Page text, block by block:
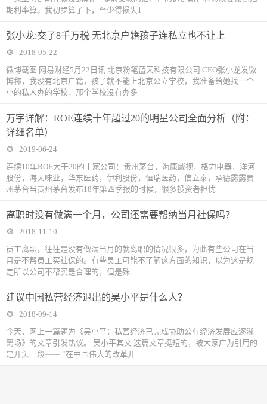
期利率算。我初步算了下，至少得损失1
张小龙:交了8千万税 无北京户籍孩子连私立也不让上
2018-05-22
微博截图 网易财经5月22日讯 北京粉笔蓝天科技有限公司 CEO张小龙发微
博称，我没有北京户籍，孩子就不能上北京公立学校，我准备给她找一个
小的私人办的学校，那个学校没有办多
万字详解：ROE连续十年超过20的明星公司全面分析（附：
详细名单）
2019-06-24
连续10年ROE大于20的十家公司：贵州茅台，海康威视，格力电器，洋河
股份，海天味业，华东医药，伊利股份，恒瑞医药，信立泰，承德露露贵
州茅台当贵州茅台发布18年第四季报的时候，很多投资者担忧
离职时没有做满一个月，公司还需要帮纳当月社保吗？
2018-11-10
​员工离职，往往是没有做满当月的就离职的情况很多，为此有些公司在当
月是不帮员工买社保的。有些员工可能不了解这方面的知识，以为这是规
定所以公司不帮买是合理的，但是殊
建议中国私营经济退出的吴小平是什么人？
2018-09-14
今天，网上一篇题为《吴小平：私营经济已完成协助公有经济发展应逐渐
离场》的文章引发热议。 吴小平其文 这篇文章挺短的，被大家广为引用的
是开头一段—— “在中国伟大的改革开